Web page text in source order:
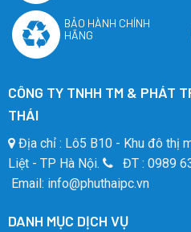
BẢO HÀNH CHÍNH
HÃNG
CÔNG TY TNHH TM & PHÁT
THÁI
Địa chỉ : Lô5 B10 - Khu đô thị
Liệt - TP Hà Nội.
ĐT : 0989
Email: info@phuthaipc.vn
DANH MỤC DỊCH VỤ